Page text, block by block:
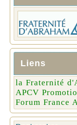
Liens
la Fraternité
APCV
Forum France